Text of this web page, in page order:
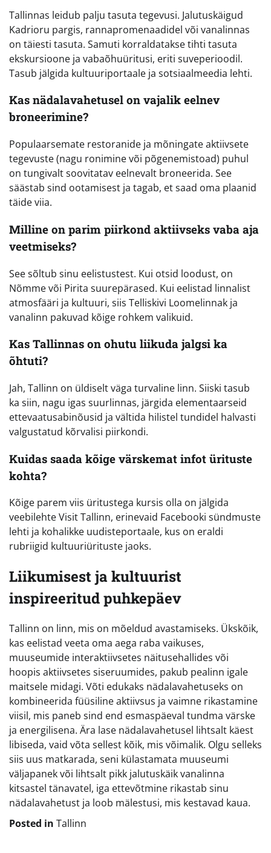
Tallinnas leidub palju tasuta tegevusi. Jalutuskäigud
Kadrioru pargis, rannapromenaadidel või vanalinnas
on täiesti tasuta. Samuti korraldatakse tihti tasuta
ekskursioone ja vabaõhuüritusi, eriti suveperioodil.
Tasub jälgida kultuuriportaale ja sotsiaalmeedia lehti.
Kas nädalavahetusel on vajalik eelnev
broneerimine?
Populaarsemate restoranide ja mõningate aktiivsete
tegevuste (nagu ronimine või põgenemistoad) puhul
on tungivalt soovitatav eelnevalt broneerida. See
säästab sind ootamisest ja tagab, et saad oma plaanid
täide viia.
Milline on parim piirkond aktiivseks vaba aja
veetmiseks?
See sõltub sinu eelistustest. Kui otsid loodust, on
Nõmme või Pirita suurepärased. Kui eelistad linnalist
atmosfääri ja kultuuri, siis Telliskivi Loomelinnak ja
vanalinn pakuvad kõige rohkem valikuid.
Kas Tallinnas on ohutu liikuda jalgsi ka
õhtuti?
Jah, Tallinn on üldiselt väga turvaline linn. Siiski tasub
ka siin, nagu igas suurlinnas, järgida elementaarseid
ettevaatusabinõusid ja vältida hilistel tundidel halvasti
valgustatud kõrvalisi piirkondi.
Kuidas saada kõige värskemat infot ürituste
kohta?
Kõige parem viis üritustega kursis olla on jälgida
veebilehte Visit Tallinn, erinevaid Facebooki sündmuste
lehti ja kohalikke uudisteportaale, kus on eraldi
rubriigid kultuuriürituste jaoks.
Liikumisest ja kultuurist
inspireeritud puhkepäev
Tallinn on linn, mis on mõeldud avastamiseks. Ükskõik,
kas eelistad veeta oma aega raba vaikuses,
muuseumide interaktiivsetes näitusehallides või
hoopis aktiivsetes siseruumides, pakub pealinn igale
maitsele midagi. Võti edukaks nädalavahetuseks on
kombineerida füüsiline aktiivsus ja vaimne rikastamine
viisil, mis paneb sind end esmaspäeval tundma värske
ja energilisena. Ära lase nädalavahetusel lihtsalt käest
libiseda, vaid võta sellest kõik, mis võimalik. Olgu selleks
siis uus matkarada, seni külastamata muuseumi
väljapanek või lihtsalt pikk jalutuskäik vanalinna
kitsastel tänavatel, iga ettevõtmine rikastab sinu
nädalavahetust ja loob mälestusi, mis kestavad kaua.
Posted in Tallinn